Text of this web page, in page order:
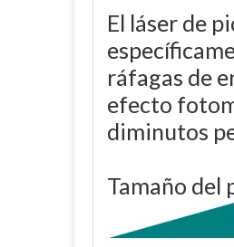
El láser de
ráfagas de
efecto
diminutos
Tamaño del